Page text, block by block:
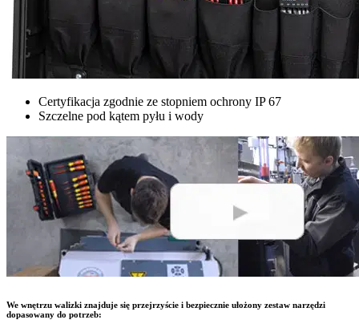
Certyfikacja zgodnie ze stopniem ochrony IP 67
Szczelne pod kątem pyłu i wody
We wnętrzu walizki znajduje się przejrzyście i bezpiecznie ułożony zestaw narzędzi
dopasowany do potrzeb: